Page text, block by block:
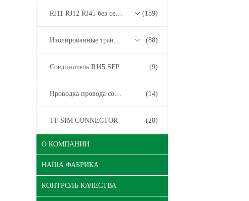
RJ11 RJ12 RJ45 без серии трансформаторов (189)
Изолированные трансформаторы (88)
Соединитель RJ45 SFP (9)
Проводка провода соединителя (14)
TF SIM CONNECTOR (28)
О КОМПАНИИ
НАША ФАБРИКА
КОНТРОЛЬ КАЧЕСТВА